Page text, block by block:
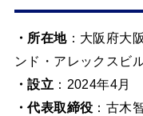
・所在地：大阪府大
ンド・アレックスビ
・設立 ：2024年4月
・代表取締役 ：古木